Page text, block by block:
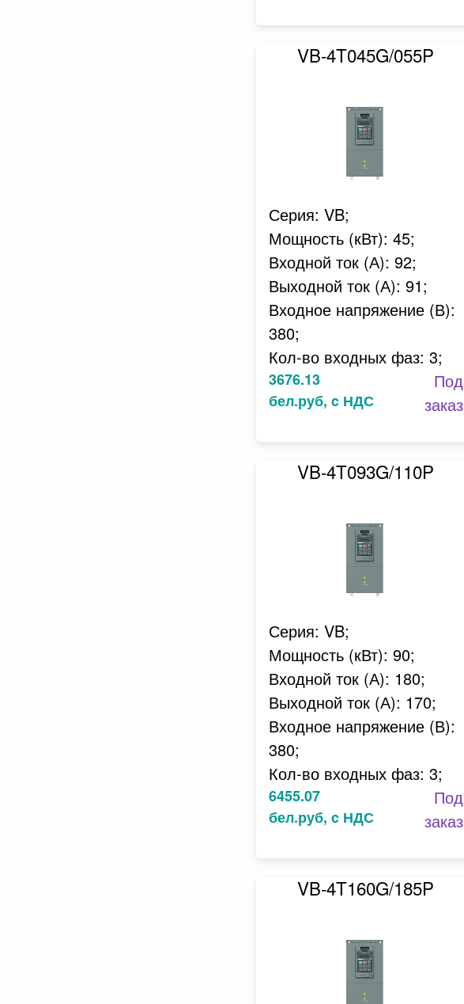
VB-4T045G/055P
Серия: VB;
Мощность (кВт): 45;
Входной ток (А): 92;
Выходной ток (А): 91;
Входное напряжение (В):
380;
Кол-во входных фаз: 3;
3676.13
бел.руб, c НДС
Под
заказ
VB-4T093G/110P
Серия: VB;
Мощность (кВт): 90;
Входной ток (А): 180;
Выходной ток (А): 170;
Входное напряжение (В):
380;
Кол-во входных фаз: 3;
6455.07
бел.руб, c НДС
Под
заказ
VB-4T160G/185P